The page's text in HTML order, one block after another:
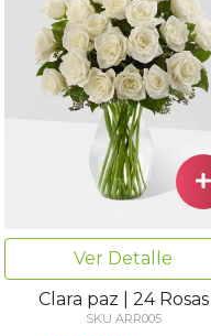
Ver Detalle
Clara paz | 24 Rosas
SKU ARR005